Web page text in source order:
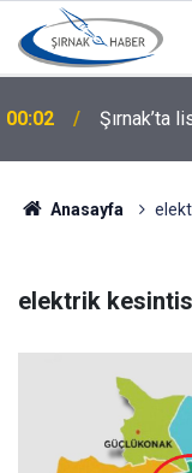
00:02 Şırnak’ta
Anasayfa
elektrik